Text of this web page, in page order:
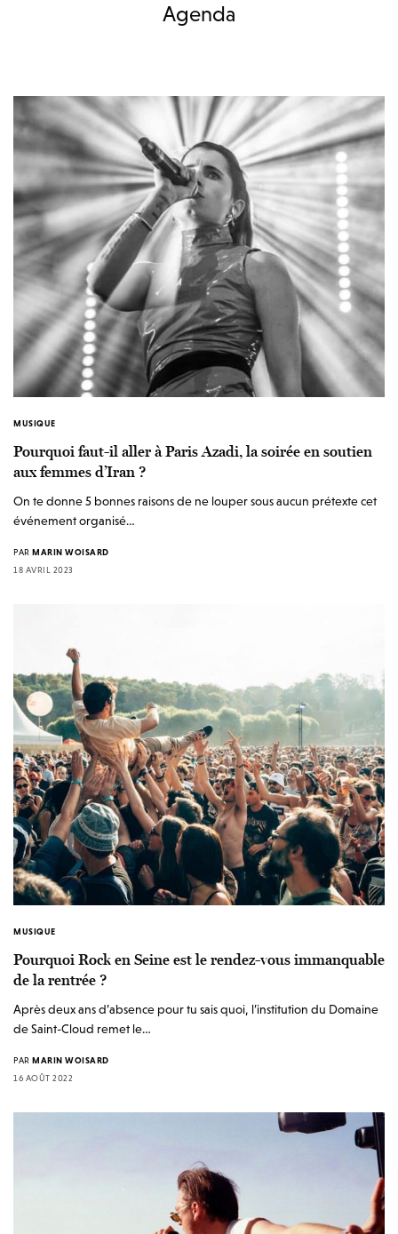
Agenda
MUSIQUE
Pourquoi faut-il aller à Paris Azadi, la soirée en soutien
aux femmes d’Iran ?
On te donne 5 bonnes raisons de ne louper sous aucun prétexte cet
événement organisé…
PAR MARIN WOISARD
18 AVRIL 2023
MUSIQUE
Pourquoi Rock en Seine est le rendez-vous immanquable
de la rentrée ?
Après deux ans d’absence pour tu sais quoi, l’institution du Domaine
de Saint-Cloud remet le…
PAR MARIN WOISARD
16 AOÛT 2022